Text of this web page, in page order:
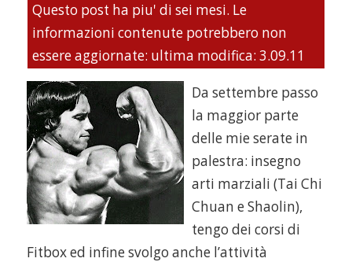
Questo post ha piu' di sei mesi. Le
informazioni contenute potrebbero non
essere aggiornate: ultima modifica: 3.09.11
Da settembre passo
la maggior parte
delle mie serate in
palestra: insegno
arti marziali (Tai Chi
Chuan e Shaolin),
tengo dei corsi di
Fitbox ed infine svolgo anche l’attività